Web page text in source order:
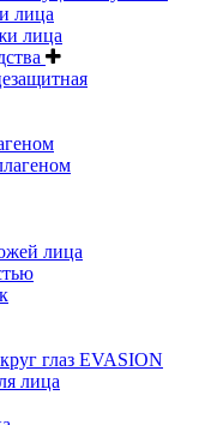
лица
лица
лица
глаз EVASION
лица